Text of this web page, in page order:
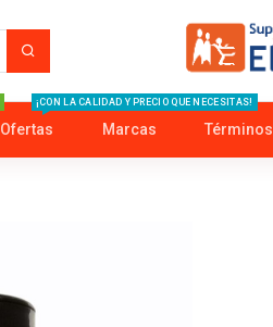
Ofertas
¡CON LA CALIDAD Y PRECIO QUE NECESITAS!
Marcas Términos